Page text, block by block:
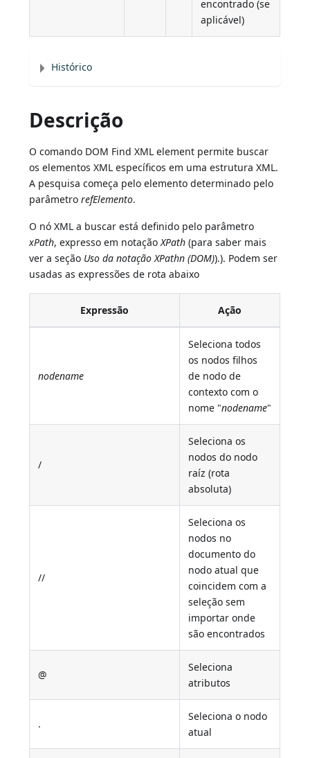
encontrado (se
aplicável)
Histórico
Descrição
O comando DOM Find XML element permite buscar
os elementos XML específicos em uma estrutura XML.
A pesquisa começa pelo elemento determinado pelo
parâmetrorefElemento.
O nó XML a buscar está definido pelo parâmetro
xPath, expresso em notaçãoXPath (para saber mais
ver a seção Uso da notação XPathn (DOM)).). Podem ser
usadas as expressões de rota abaixo
Expressão Ação
nodename
Seleciona todos
os nodos filhos
de nodo de
contexto com o
nome "nodename"
/
Seleciona os
nodos do nodo
raíz (rota
absoluta)
//
Seleciona os
nodos no
documento do
nodo atual que
coincidem com a
seleção sem
importar onde
são encontrados
@
Seleciona
atributos
.
Seleciona o nodo
atual